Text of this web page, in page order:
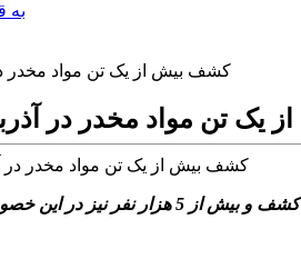
به
کشف بيش از يک تن مواد مخدر
يک تن مواد مخدر در